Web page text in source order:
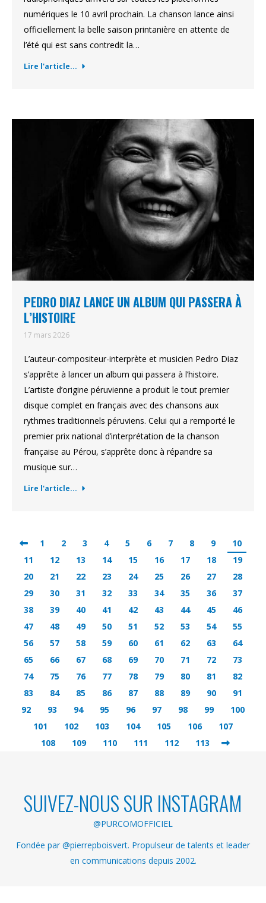
numériques le 10 avril prochain. La chanson lance ainsi
officiellement la belle saison printanière en attente de
l’été qui est sans contredit la…
Lire l'article...
PEDRO DIAZ LANCE UN ALBUM QUI PASSERA À
L’HISTOIRE
17 mars 2026
L’auteur-compositeur-interprète et musicien Pedro Diaz
s’apprête à lancer un album qui passera à l’histoire.
L’artiste d’origine péruvienne a produit le tout premier
disque complet en français avec des chansons aux
rythmes traditionnels péruviens. Celui qui a remporté le
premier prix national d’interprétation de la chanson
française au Pérou, s’apprête donc à répandre sa
musique sur…
Lire l'article...
1 2 3 4 5 6 7 8 9
10
11
12 13 14 15 16 17 18
19
20
21 22 23 24 25 26 27
28
29
30 31 32 33 34 35 36
37
38
39 40 41 42 43 44 45
46
47
48 49 50 51 52 53 54
55
56
57 58 59 60 61 62 63
64
65
66 67 68 69 70 71 72
73
74
75 76 77 78 79 80 81
82
83
84 85 86 87 88 89 90
91
92
93 94 95 96 97 98 99
100
101
102 103 104 105 106
107
108
109 110 111 112 113
SUIVEZ-NOUS SUR INSTAGRAM
@PURCOMOFFICIEL
Fondée par @pierrepboisvert. Propulseur de talents et leader
en communications depuis 2002.